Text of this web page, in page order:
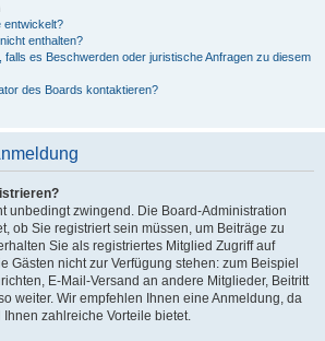
entwickelt?
enthalten?
falls es Beschwerden oder juristische Anfragen zu diesem
des Boards kontaktieren?
unbedingt zwingend. Die Board-Administration
ob Sie registriert sein müssen, um Beiträge zu
Sie als registriertes Mitglied Zugriff auf
Gästen nicht zur Verfügung stehen: zum Beispiel
E-Mail-Versand an andere Mitglieder, Beitritt
weiter. Wir empfehlen Ihnen eine Anmeldung, da
zahlreiche Vorteile bietet.